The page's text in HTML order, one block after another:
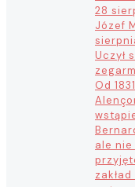
28
Józef
Uczył
Od
ale nie